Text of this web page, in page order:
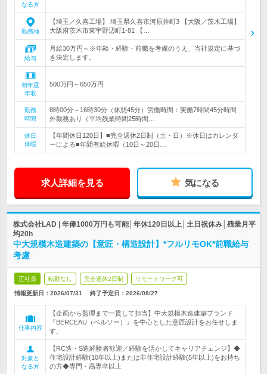
なる方
勤務地
【埼玉／久喜工場】 埼玉県久喜市河原井町3 【大阪／茨木工場】
大阪府茨木市東宇野辺町1-81 【…
給与
月給30万円～※年齢・経験・前職を考慮のうえ、当社規定に基づ
き決定します。
初年度
年収
500万円～650万円
勤務
時間
8時00分～16時30分（休憩45分）労働時間：実働7時間45分時間
外勤務あり（平均残業時間25時間…
休日
休暇
【年間休日120日】■完全週休2日制（土・日）※休日はカレンダ
ーによる■年間有給休暇（10日～20日…
求人詳細を見る 気になる
株式会社LAD | 年俸1000万円も可能│年休120日以上│土日祝休み│残業月平
均20h
中大規模木造建築の【意匠・構造設計】*フルリモOK*前職給与
考慮
正社員 転勤なし 完全週休2日制 リモートワーク可
情報更新日：2026/07/31 終了予定日： 2026/08/27
仕事内容
【企画から監理まで一貫して担当】中大規模木造建築ブランド
『BERCEAU（ベルソー）』を中心とした意匠設計をお任せしま
す。
対象と
なる方
【RC造・S造経験者歓迎／経験を活かしてキャリアチェンジ】◆
住宅設計経験(10年以上)または非住宅設計経験(5年以上)をお持ち
の方◆専門・高専卒以上